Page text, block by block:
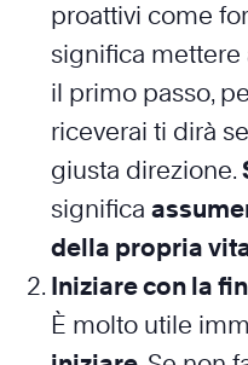
proattivi come
significa mettere
il primo passo,
riceverai ti dirà
giusta direzione.
significa
della propria
Iniziare con la
È molto utile